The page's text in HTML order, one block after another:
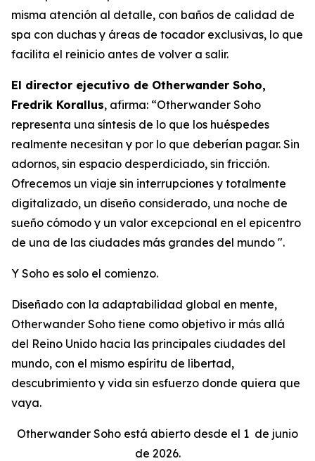
misma atención al detalle, con baños de calidad de
spa con duchas y áreas de tocador exclusivas, lo que
facilita el reinicio antes de volver a salir.
El director ejecutivo de Otherwander Soho,
Fredrik Korallus, afirma: “Otherwander Soho
representa una síntesis de lo que los huéspedes
realmente necesitan y por lo que deberían pagar. Sin
adornos, sin espacio desperdiciado, sin fricción.
Ofrecemos un viaje sin interrupciones y totalmente
digitalizado, un diseño considerado, una noche de
sueño cómodo y un valor excepcional en el epicentro
de una de las ciudades más grandes del mundo ".
Y Soho es solo el comienzo.
Diseñado con la adaptabilidad global en mente,
Otherwander Soho tiene como objetivo ir más allá
del Reino Unido hacia las principales ciudades del
mundo, con el mismo espíritu de libertad,
descubrimiento y vida sin esfuerzo donde quiera que
vaya.
Otherwander Soho está abierto desde el 1 de junio
de 2026.